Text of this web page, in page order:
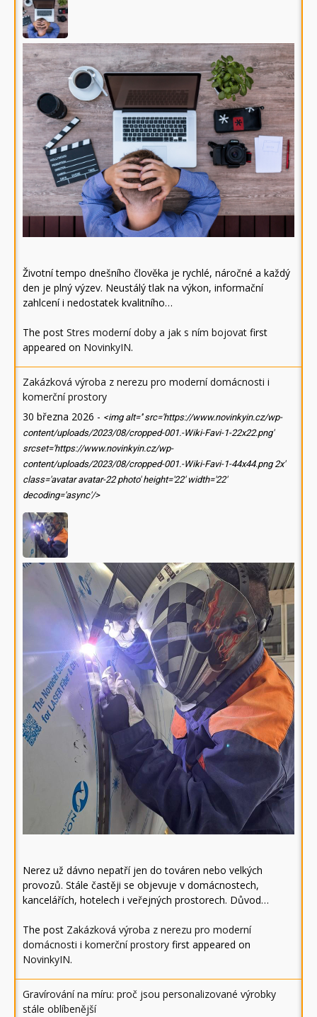
Životní tempo dnešního člověka je rychlé, náročné a každý
den je plný výzev. Neustálý tlak na výkon, informační
zahlcení i nedostatek kvalitního…
The post Stres moderní doby a jak s ním bojovat first
appeared on NovinkyIN.
Zakázková výroba z nerezu pro moderní domácnosti i
komerční prostory
30 března 2026 - <img alt='' src='https://www.novinkyin.cz/wp-
content/uploads/2023/08/cropped-001.-Wiki-Favi-1-22x22.png'
srcset='https://www.novinkyin.cz/wp-
content/uploads/2023/08/cropped-001.-Wiki-Favi-1-44x44.png 2x'
class='avatar avatar-22 photo' height='22' width='22'
decoding='async'/>
Nerez už dávno nepatří jen do továren nebo velkých
provozů. Stále častěji se objevuje v domácnostech,
kancelářích, hotelech i veřejných prostorech. Důvod…
The post Zakázková výroba z nerezu pro moderní
domácnosti i komerční prostory first appeared on
NovinkyIN.
Gravírování na míru: proč jsou personalizované výrobky
stále oblíbenější